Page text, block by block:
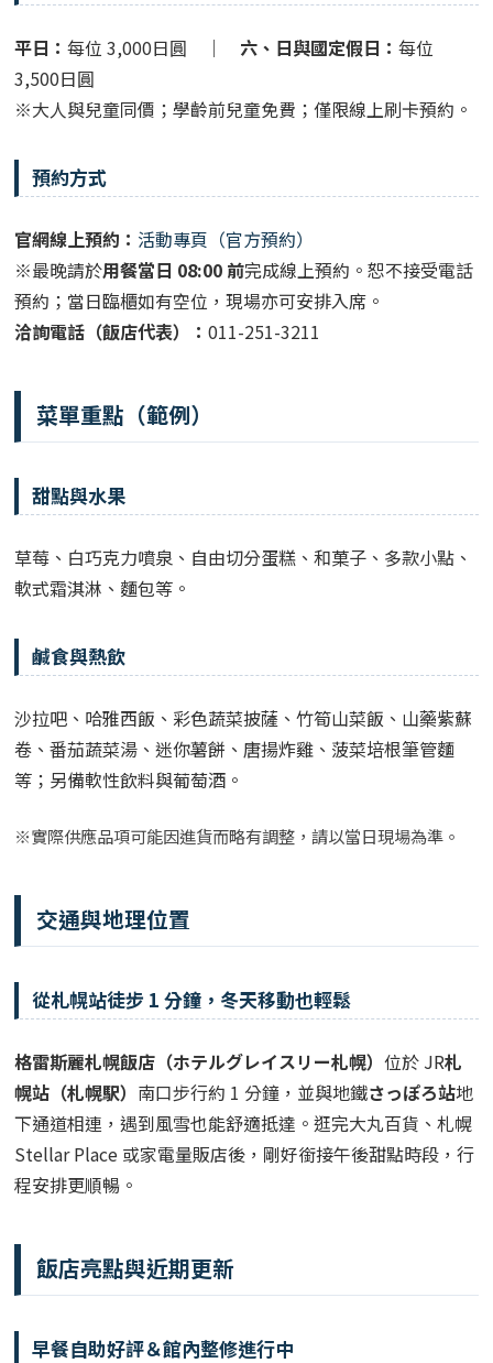
平日：每位 3,000日圓 ｜ 六、日與國定假日：每位
3,500日圓
※大人與兒童同價；學齡前兒童免費；僅限線上刷卡預約。
預約方式
官網線上預約： 活動專頁（官方預約）
※最晚請於用餐當日 08:00 前完成線上預約。恕不接受電話
預約；當日臨櫃如有空位，現場亦可安排入席。
洽詢電話（飯店代表）：011-251-3211
菜單重點（範例）
甜點與水果
草莓、白巧克力噴泉、自由切分蛋糕、和菓子、多款小點、
軟式霜淇淋、麵包等。
鹹食與熱飲
沙拉吧、哈雅西飯、彩色蔬菜披薩、竹筍山菜飯、山藥紫蘇
卷、番茄蔬菜湯、迷你薯餅、唐揚炸雞、菠菜培根筆管麵
等；另備軟性飲料與葡萄酒。
※實際供應品項可能因進貨而略有調整，請以當日現場為準。
交通與地理位置
從札幌站徒步 1 分鐘，冬天移動也輕鬆
格雷斯麗札幌飯店（ホテルグレイスリー札幌）位於 JR札
幌站（札幌駅） 南口步行約 1 分鐘，並與地鐵さっぽろ站地
下通道相連，遇到風雪也能舒適抵達。逛完大丸百貨、札幌
Stellar Place 或家電量販店後，剛好銜接午後甜點時段，行
程安排更順暢。
飯店亮點與近期更新
早餐自助好評＆館內整修進行中